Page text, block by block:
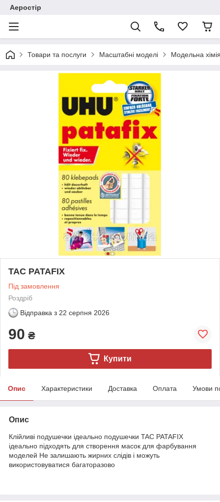
Аеростір
Товари та послуги Масштабні моделі Модельна
TAC PATAFIX
Під замовлення
Роздріб
Відправка з 22 серпня 2026
90 ₴
Купити
Опис Характеристики Доставка Оплата Умови
Опис
Клійливі подушечки ідеально подушечки TAC PATAFIX
ідеально підходять для створення масок для фарбування
моделей Не залишають жирних слідів і можуть
використовуватися багаторазово